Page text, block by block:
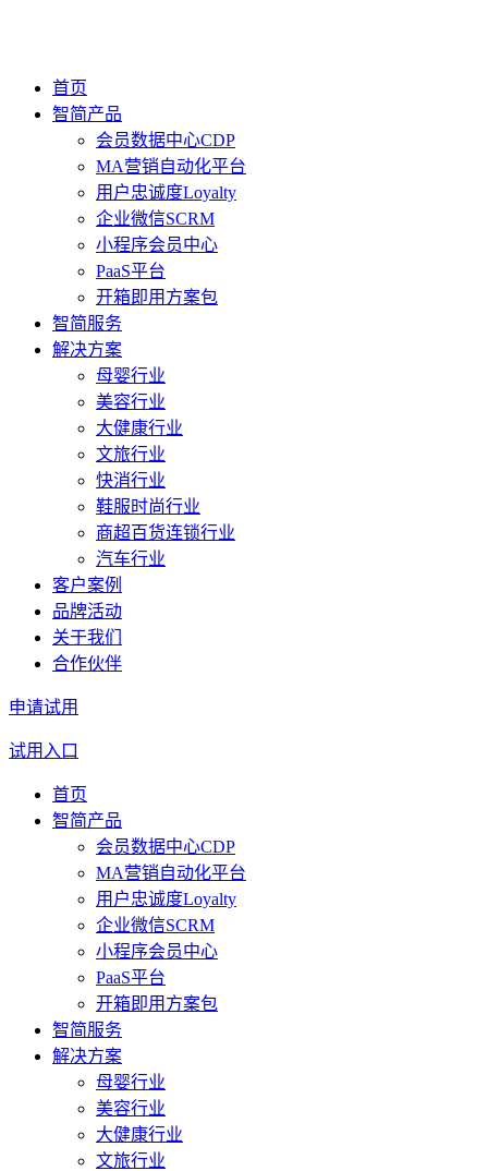
首页
智简产品
会员数据中心CDP
MA营销自动化平台
用户忠诚度Loyalty
企业微信SCRM
小程序会员中心
PaaS平台
开箱即用方案包
智简服务
解决方案
母婴行业
美容行业
大健康行业
文旅行业
快消行业
鞋服时尚行业
商超百货连锁行业
汽车行业
客户案例
品牌活动
关于我们
合作伙伴
申请试用
试用入口
首页
智简产品
会员数据中心CDP
MA营销自动化平台
用户忠诚度Loyalty
企业微信SCRM
小程序会员中心
PaaS平台
开箱即用方案包
智简服务
解决方案
母婴行业
美容行业
大健康行业
文旅行业